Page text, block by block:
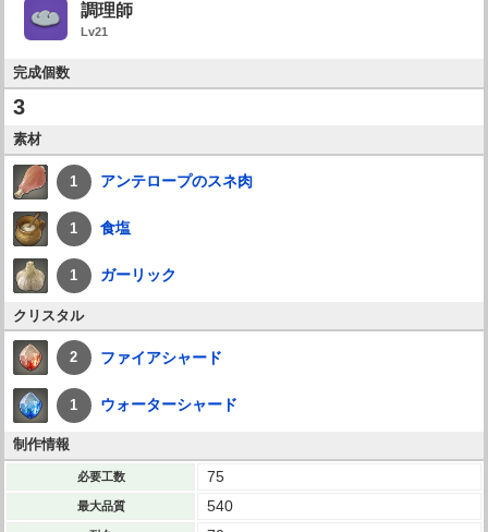
調理師
Lv21
完成個数
3
素材
1 アンテロープのスネ肉
1 食塩
1 ガーリック
クリスタル
2 ファイアシャード
1 ウォーターシャード
制作情報
必要工数 75
最大品質 540